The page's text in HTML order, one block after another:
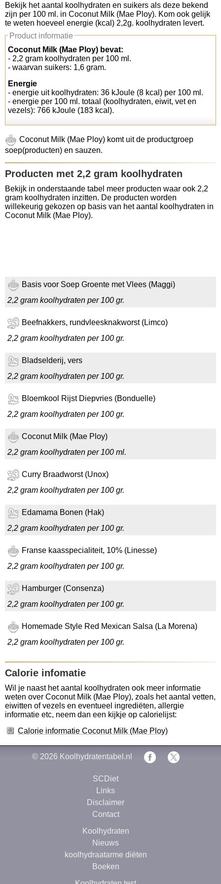
Koolhydraten tellen
Links
Bekijk het aantal koolhydraten en suikers als deze bekend
zijn per 100 ml. in Coconut Milk (Mae Ploy). Kom ook gelijk
te weten hoeveel energie (kcal) 2,2g. koolhydraten levert.
Product informatie
Coconut Milk (Mae Ploy) bevat:
- 2,2 gram koolhydraten per 100 ml.
- waarvan suikers: 1,6 gram.
Energie
- energie uit koolhydraten: 36 kJoule (8 kcal) per 100 ml.
- energie per 100 ml. totaal (koolhydraten, eiwit, vet en
vezels): 766 kJoule (183 kcal).
Coconut Milk (Mae Ploy) komt uit de productgroep
soep(producten) en sauzen.
Producten met 2,2 gram koolhydraten
Bekijk in onderstaande tabel meer producten waar ook 2,2
gram koolhydraten inzitten. De producten worden
willekeurig gekozen op basis van het aantal koolhydraten in
Coconut Milk (Mae Ploy).
Basis voor Soep Groente met Vlees (Maggi)
2,2 gram koolhydraten per 100 gr.
Beefnakkers, rundvleesknakworst (Limco)
2,2 gram koolhydraten per 100 gr.
Bladselderij, vers
2,2 gram koolhydraten per 100 gr.
Bloemkool Rijst Diepvries (Bonduelle)
2,2 gram koolhydraten per 100 gr.
Coconut Milk (Mae Ploy)
2,2 gram koolhydraten per 100 ml.
Curry Braadworst (Unox)
2,2 gram koolhydraten per 100 gr.
Edamama Bonen (Hak)
2,2 gram koolhydraten per 100 gr.
Franse kaasspecialiteit, 10% (Linesse)
2,2 gram koolhydraten per 100 gr.
Hamburger (Consenza)
2,2 gram koolhydraten per 100 gr.
Homemade Style Red Mexican Salsa (La Morena)
2,2 gram koolhydraten per 100 gr.
Calorie infomatie
Wil je naast het aantal koolhydraten ook meer informatie
weten over Coconut Milk (Mae Ploy), zoals het aantal vetten,
eiwitten of vezels en eventueel ingrediëten, allergie
informatie etc, neem dan een kijkje op calorielijst:
Calorie informatie Coconut Milk (Mae Ploy)
© 2026 Koolhydratentabel.nl
SCDiet
Links
Disclaimer
Contact
Koolhydraten
Nieuws
koolhydraatarme diëten
Boeken